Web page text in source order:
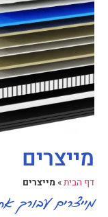
מייצרים
דף הבית» מייצרים
מייצרים עבורך